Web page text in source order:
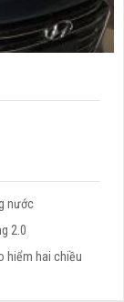
nước
2.0
hiểm hai chiều